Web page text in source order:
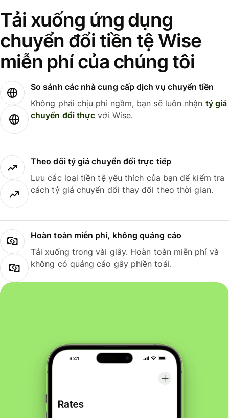
Tải xuống ứng dụng
chuyển đổi tiền tệ Wise
miễn phí của chúng tôi
So sánh các nhà cung cấp dịch vụ chuyển tiền
Không phải chịu phí ngầm, bạn sẽ luôn nhận tỷ giá
chuyển đổi thực với Wise.
Theo dõi tỷ giá chuyển đổi trực tiếp
Lưu các loại tiền tệ yêu thích của bạn để kiểm tra
cách tỷ giá chuyển đổi thay đổi theo thời gian.
Hoàn toàn miễn phí, không quảng cáo
Tải xuống trong vài giây. Hoàn toàn miễn phí và
không có quảng cáo gây phiền toái.